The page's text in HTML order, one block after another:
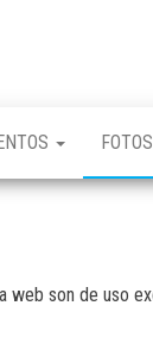
FOTOS
son de uso